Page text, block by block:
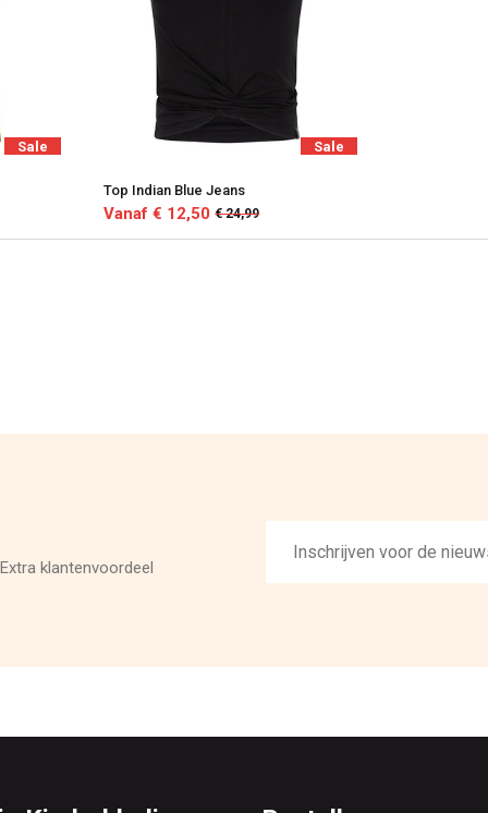
Sale Sale
Top Indian Blue Jeans
Vanaf € 12,50 € 24,99
klantenvoordeel
mailadres